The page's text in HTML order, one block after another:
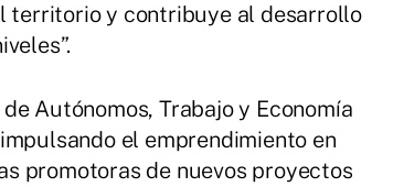
territorio y contribuye al desarrollo
Autónomos, Trabajo y Economía
el emprendimiento en
promotoras de nuevos proyectos